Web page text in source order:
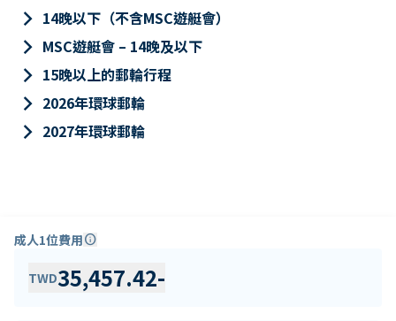
keyboard_arrow_right 14晚以下（不含MSC遊艇會）
keyboard_arrow_right MSC遊艇會 – 14晚及以下
keyboard_arrow_right 15晚以上的郵輪行程
keyboard_arrow_right 2026年環球郵輪
keyboard_arrow_right 2027年環球郵輪
成人1位費用info
TWD35,457.42-